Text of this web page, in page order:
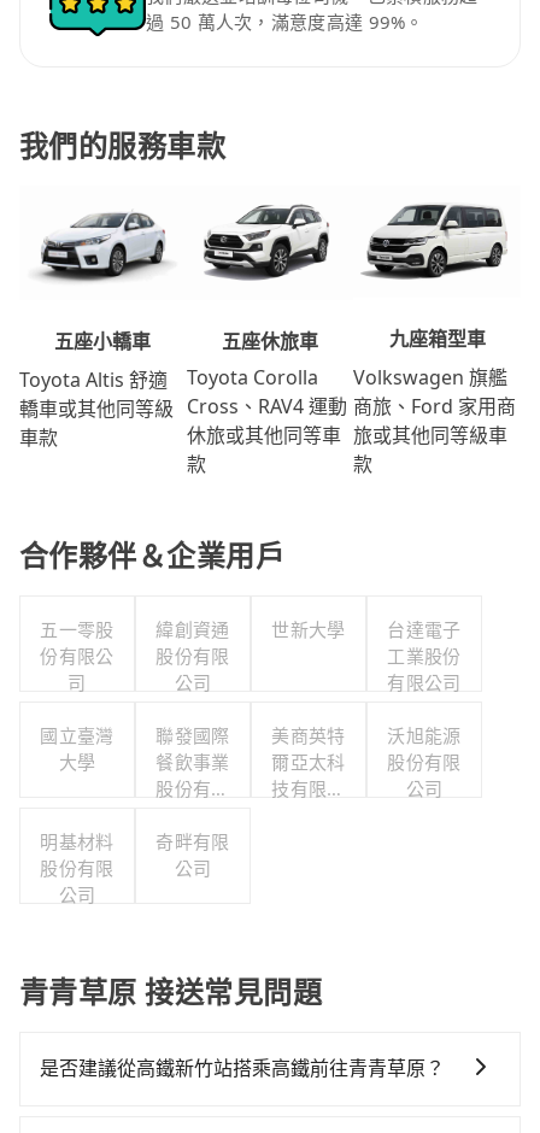
過 50 萬人次，滿意度高達 99%。
我們的服務車款
五座小轎車
Toyota Altis 舒適
轎車或其他同等級
車款
五座休旅車
Toyota Corolla
Cross、RAV4 運動
休旅或其他同等車
款
九座箱型車
Volkswagen 旗艦
商旅、Ford 家用商
旅或其他同等級車
款
合作夥伴＆企業用戶
五一零股
份有限公
司
緯創資通
股份有限
公司
世新大學
台達電子
工業股份
有限公司
國立臺灣
大學
聯發國際
餐飲事業
股份有限
美商英特
爾亞太科
技有限公
沃旭能源
股份有限
公司
明基材料
股份有限
公司
奇畔有限
公司
青青草原 接送常見問題
是否建議從高鐵新竹站搭乘高鐵前往青青草原？